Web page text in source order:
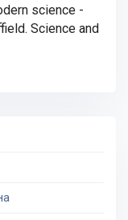
science -
Science and